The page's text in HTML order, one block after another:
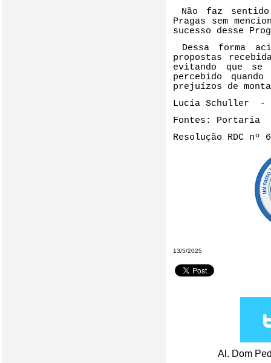
Não faz
Pragas sem
sucesso desse
Dessa forma
propostas
evitando que
percebido
prejuízos de
Lucia Schuller -
Fontes: Portaria
Resolução RDC
13/5/2025
Al. Dom